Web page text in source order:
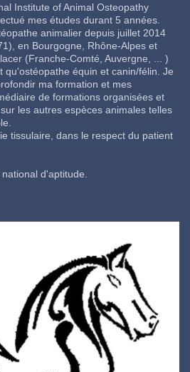
Institute of Animal Osteopathy
mes études durant 5 années.
animalier depuis juillet 2014
en Bourgogne, Rhône-Alpes et
(Franche-Comté, Auvergne, ... )
qu'ostéopathe équin et canin/félin. Je
ma formation et mes
de formations organisées et
les autres espèces animales telles
tissulaire, dans le respect du patient
d'aptitude.